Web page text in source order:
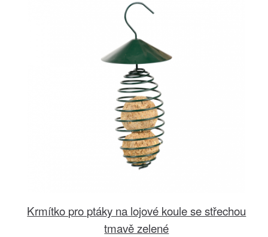
Krmítko pro ptáky na lojové koule se střechou
tmavě zelené